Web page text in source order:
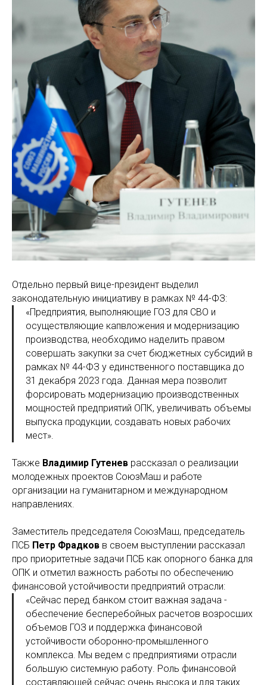
Отдельно первый вице-президент выделил
законодательную инициативу в рамках № 44-ФЗ:
«Предприятия, выполняющие ГОЗ для СВО и
осуществляющие капвложения и модернизацию
производства, необходимо наделить правом
совершать закупки за счет бюджетных субсидий в
рамках № 44-ФЗ у единственного поставщика до
31 декабря 2023 года. Данная мера позволит
форсировать модернизацию производственных
мощностей предприятий ОПК, увеличивать объемы
выпуска продукции, создавать новых рабочих
мест».
Также Владимир Гутенев рассказал о реализации
молодежных проектов СоюзМаш и работе
организации на гуманитарном и международном
направлениях.
Заместитель председателя СоюзМаш, председатель
ПСБ Петр Фрадков в своем выступлении рассказал
про приоритетные задачи ПСБ как опорного банка для
ОПК и отметил важность работы по обеспечению
финансовой устойчивости предприятий отрасли:
«Сейчас перед банком стоит важная задача -
обеспечение бесперебойных расчетов возросших
объемов ГОЗ и поддержка финансовой
устойчивости оборонно-промышленного
комплекса. Мы ведем с предприятиями отрасли
большую системную работу. Роль финансовой
составляющей сейчас очень высока и для таких